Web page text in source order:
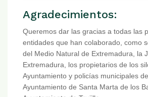
Agradecimientos:
Queremos dar las gracias a todas las
entidades que han colaborado, como
del Medio Natural de Extremadura, la
Extremadura, los propietarios de los
Ayuntamiento y policías municipales
Ayuntamiento de Santa Marta de los